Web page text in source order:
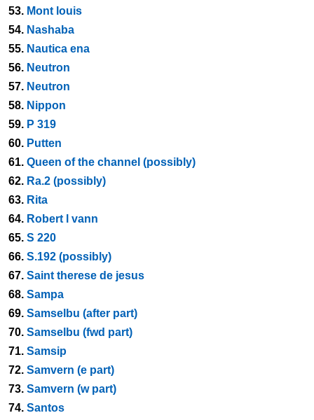
53. Mont louis
54. Nashaba
55. Nautica ena
56. Neutron
57. Neutron
58. Nippon
59. P 319
60. Putten
61. Queen of the channel (possibly)
62. Ra.2 (possibly)
63. Rita
64. Robert l vann
65. S 220
66. S.192 (possibly)
67. Saint therese de jesus
68. Sampa
69. Samselbu (after part)
70. Samselbu (fwd part)
71. Samsip
72. Samvern (e part)
73. Samvern (w part)
74. Santos